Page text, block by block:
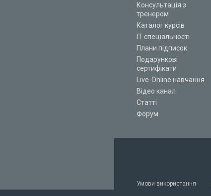
Консультація з
тренером
Каталог курсів
ІТ спеціальності
Плани підписок
Подарункові
сертифікати
Live-Online навчання
Відео канал
Статті
Форум
Умови використання